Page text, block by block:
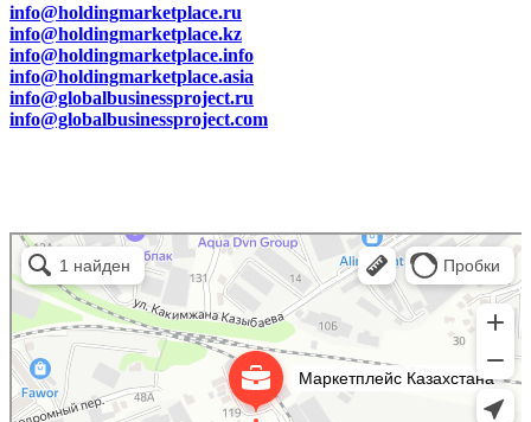
info@holdingmarketplace.ru
info@holdingmarketplace.kz
info@holdingmarketplace.info
info@holdingmarketplace.asia
info@globalbusinessproject.ru
info@globalbusinessproject.com
Маркетплейс Казахстана
Рекламное агентство в Алматы
Информационное агентство в Алматы